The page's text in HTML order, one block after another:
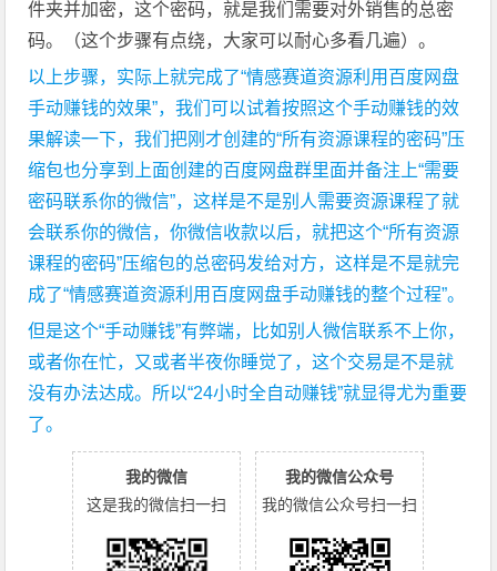
件夹并加密，这个密码，就是我们需要对外销售的总密
码。（这个步骤有点绕，大家可以耐心多看几遍）。
以上步骤，实际上就完成了“情感赛道资源利用百度网盘
手动赚钱的效果”，我们可以试着按照这个手动赚钱的效
果解读一下，我们把刚才创建的“所有资源课程的密码”压
缩包也分享到上面创建的百度网盘群里面并备注上“需要
密码联系你的微信”，这样是不是别人需要资源课程了就
会联系你的微信，你微信收款以后，就把这个“所有资源
课程的密码”压缩包的总密码发给对方，这样是不是就完
成了“情感赛道资源利用百度网盘手动赚钱的整个过程”。
但是这个“手动赚钱”有弊端，比如别人微信联系不上你，
或者你在忙，又或者半夜你睡觉了，这个交易是不是就
没有办法达成。所以“24小时全自动赚钱”就显得尤为重要
了。
我的微信
这是我的微信扫一扫
我的微信公众号
我的微信公众号扫一扫